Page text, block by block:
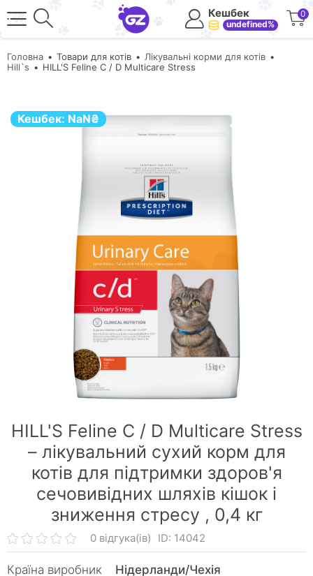
Кешбек
undefined%
0
Головна Товари для котів
Лікувальні корми для котів
Hill`s
HILL'S Feline C / D Multicare Stress
Кешбек: NaN₴
HILL'S Feline C / D Multicare Stress
– лікувальний сухий корм для
котів для підтримки здоров'я
сечовивідних шляхів кішок і
зниження стресу , 0,4 кг
0 відгука(ів) ID: 14042
Країна виробник
Нідерланди/Чехія